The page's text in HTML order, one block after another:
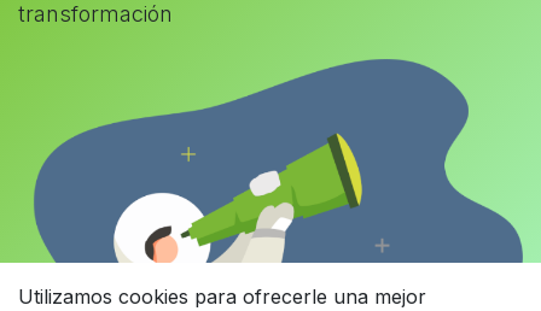
transformación
Utilizamos cookies para ofrecerle una mejor